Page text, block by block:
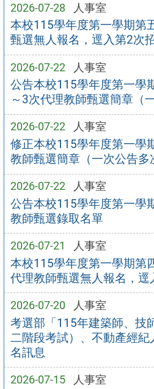
2026-07-28 人事室
本校115學年度第一學期第
甄選無人報名，逕入第2次
2026-07-22 人事室
公告本校115學年度第一學
～3次代理教師甄選簡章（
2026-07-22 人事室
修正本校115學年度第一學
教師甄選簡章（一次公告多
2026-07-22 人事室
公告本校115學年度第一學
教師甄選錄取名單
2026-07-21 人事室
本校115學年度第一學期第
代理教師甄選無人報名，逕
2026-07-20 人事室
考選部「115年建築師、技
二階段考試）、不動產經
名訊息
2026-07-15 人事室